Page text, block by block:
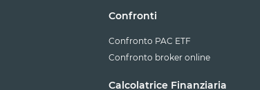
Confronti
Confronto PAC ETF
Confronto broker online
Calcolatrice Finanziaria